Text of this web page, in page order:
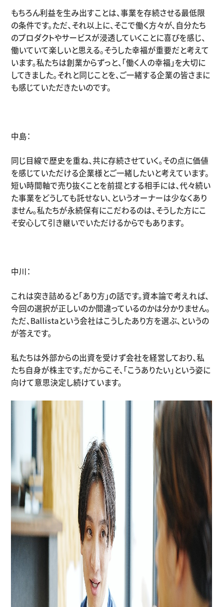
もちろん利益を生み出すことは、事業を存続させる最低限
の条件です。ただ、それ以上に、そこで働く方々が、自分たち
のプロダクトやサービスが浸透していくことに喜びを感じ、
働いていて楽しいと思える。そうした幸福が重要だと考えて
います。私たちは創業からずっと、「働く人の幸福」を大切に
してきました。それと同じことを、ご一緒する企業の皆さまに
も感じていただきたいのです。
中島：
同じ目線で歴史を重ね、共に存続させていく。その点に価値
を感じていただける企業様とご一緒したいと考えています。
短い時間軸で売り抜くことを前提とする相手には、代々続い
た事業をどうしても託せない、というオーナーは少なくあり
ません。私たちが永続保有にこだわるのは、そうした方にこ
そ安心して引き継いでいただけるからでもあります。
中川：
これは突き詰めると「あり方」の話です。資本論で考えれば、
今回の選択が正しいのか間違っているのかは分かりません。
ただ、Ballistaという会社はこうしたあり方を選ぶ、というの
が答えです。
私たちは外部からの出資を受けず会社を経営しており、私
たち自身が株主です。だからこそ、「こうありたい」という姿に
向けて意思決定し続けています。